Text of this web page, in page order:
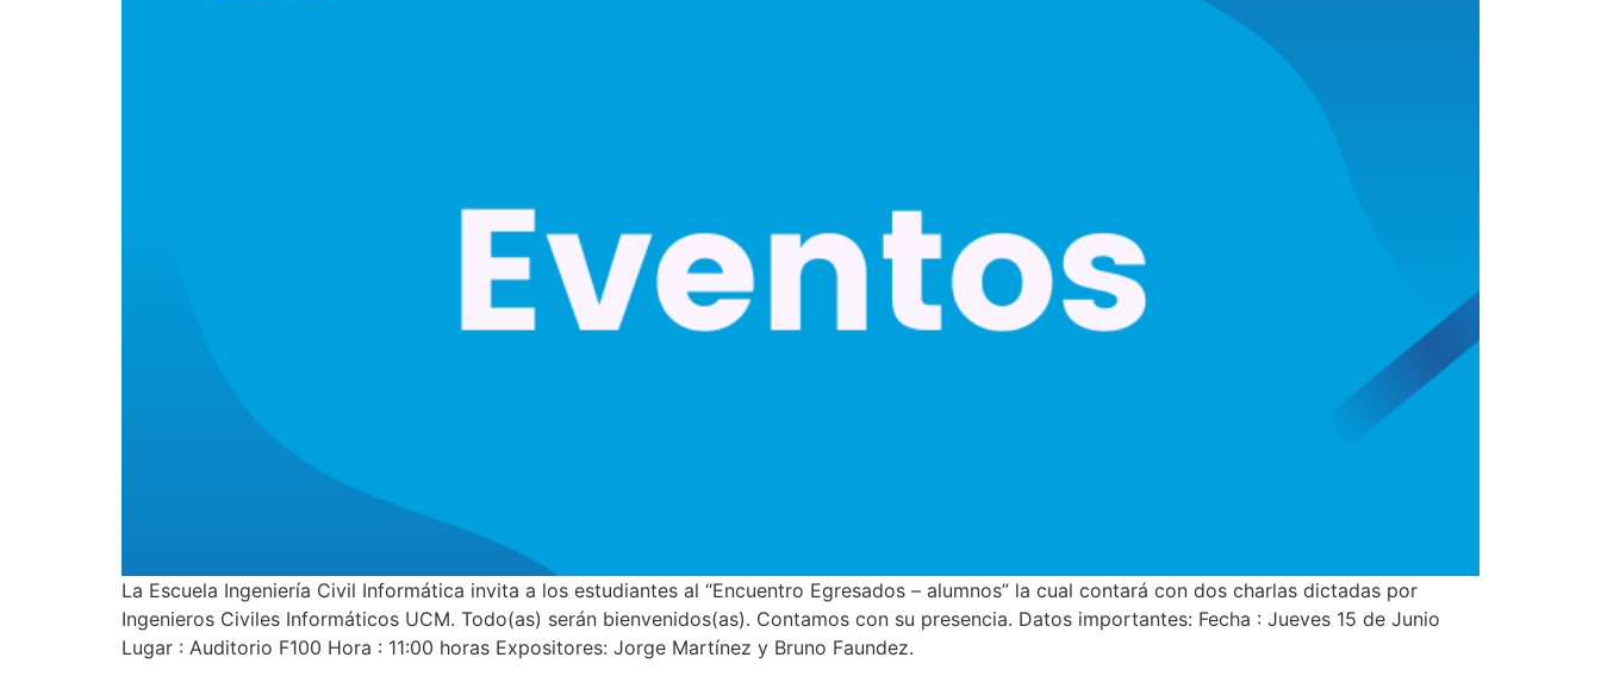
La Escuela Ingeniería Civil Informática invita a los estudiantes al “Encuentro Egresados – alumnos” la cual contará con dos charlas dictadas por
Ingenieros Civiles Informáticos UCM. Todo(as) serán bienvenidos(as). Contamos con su presencia. Datos importantes: Fecha : Jueves 15 de Junio
Lugar : Auditorio F100 Hora : 11:00 horas Expositores: Jorge Martínez y Bruno Faundez.